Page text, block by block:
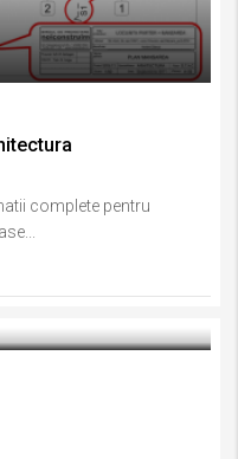
complete pentru